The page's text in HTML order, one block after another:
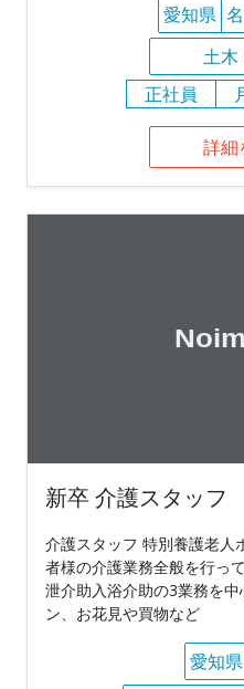
愛知県
土木
正社員
詳細
新卒 介護スタッフ
介護スタッフ 特別養護老人
者様の介護業務全般を行っ
泄介助入浴介助の3業務を
ン、お花見や買物など
愛知県